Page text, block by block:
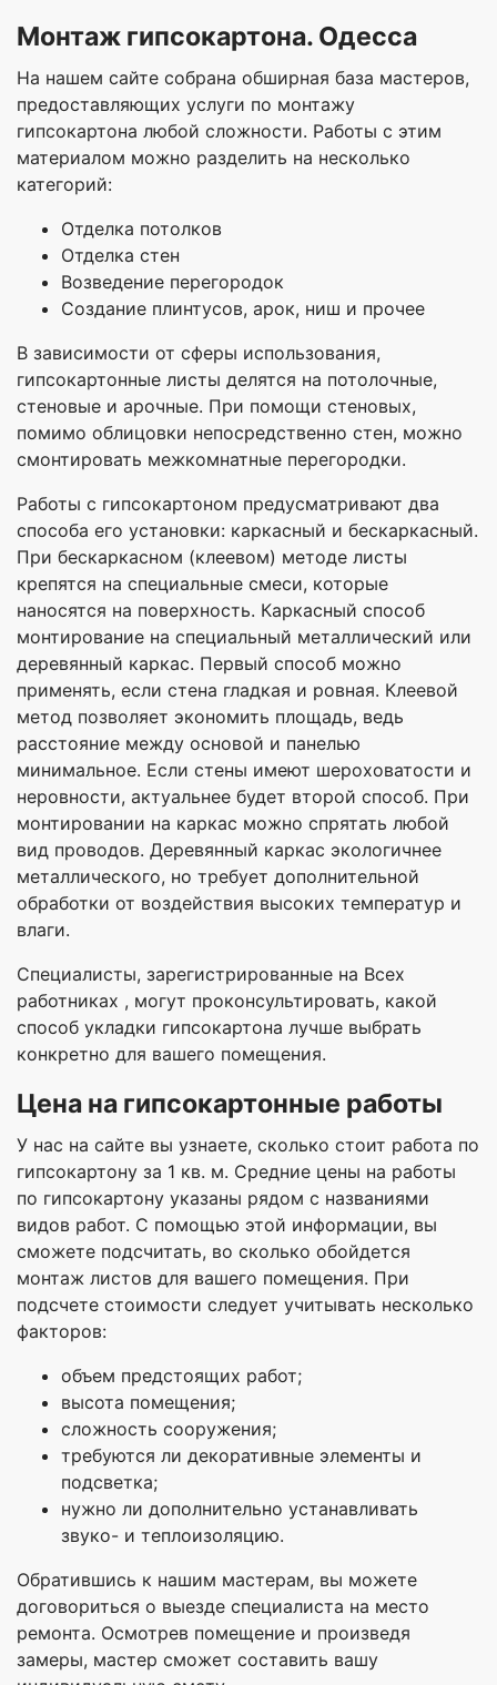
Монтаж гипсокартона. Одесса
На нашем сайте собрана обширная база мастеров,
предоставляющих услуги по монтажу
гипсокартона любой сложности. Работы с этим
материалом можно разделить на несколько
категорий:
Отделка потолков
Отделка стен
Возведение перегородок
Создание плинтусов, арок, ниш и прочее
В зависимости от сферы использования,
гипсокартонные листы делятся на потолочные,
стеновые и арочные. При помощи стеновых,
помимо облицовки непосредственно стен, можно
смонтировать межкомнатные перегородки.
Работы с гипсокартоном предусматривают два
способа его установки: каркасный и бескаркасный.
При бескаркасном (клеевом) методе листы
крепятся на специальные смеси, которые
наносятся на поверхность. Каркасный способ
монтирование на специальный металлический или
деревянный каркас. Первый способ можно
применять, если стена гладкая и ровная. Клеевой
метод позволяет экономить площадь, ведь
расстояние между основой и панелью
минимальное. Если стены имеют шероховатости и
неровности, актуальнее будет второй способ. При
монтировании на каркас можно спрятать любой
вид проводов. Деревянный каркас экологичнее
металлического, но требует дополнительной
обработки от воздействия высоких температур и
влаги.
Специалисты, зарегистрированные на Всех
работниках , могут проконсультировать, какой
способ укладки гипсокартона лучше выбрать
конкретно для вашего помещения.
Цена на гипсокартонные работы
У нас на сайте вы узнаете, сколько стоит работа по
гипсокартону за 1 кв. м. Средние цены на работы
по гипсокартону указаны рядом с названиями
видов работ. С помощью этой информации, вы
сможете подсчитать, во сколько обойдется
монтаж листов для вашего помещения. При
подсчете стоимости следует учитывать несколько
факторов:
объем предстоящих работ;
высота помещения;
сложность сооружения;
требуются ли декоративные элементы и
подсветка;
нужно ли дополнительно устанавливать
звуко- и теплоизоляцию.
Обратившись к нашим мастерам, вы можете
договориться о выезде специалиста на место
ремонта. Осмотрев помещение и произведя
замеры, мастер сможет составить вашу